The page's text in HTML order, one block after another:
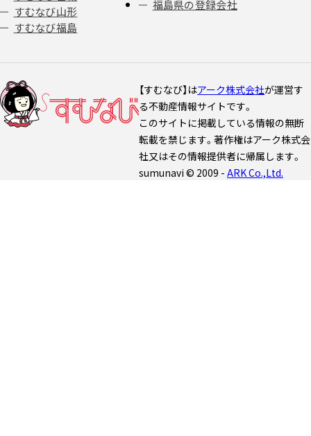
すむなび山形
すむなび福島
福島県の登録会社
【すむなび】はアーク株式会社が運営す
る不動産情報サイトです。
このサイトに掲載している情報の無断
転載を禁じます。著作権はアーク株式会
社又はその情報提供者に帰属します。
sumunavi © 2009 - ARK Co.,Ltd.